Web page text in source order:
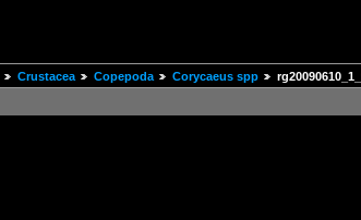
Crustacea Copepoda Corycaeus spp